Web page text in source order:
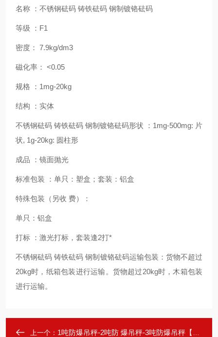
名称 ：不锈钢砝码 铸铁砝码 钢制镀铬砝码
等级 ： F1
密度： 7.9kg/dm3
磁化率： <0.05
规格 ： 1mg-20kg
结构 ：实体
不锈钢砝码 铸铁砝码 钢制镀铬砝码形状 ： 1mg-500mg: 片
状, 1g-20kg: 圆柱形
成品 ：镜面抛光
标准包装 ：单只：塑盒；套装：铝盒
特殊包装（另收 费）：
单只：铝盒
打标 ：激光打标，套装逢2打*
不锈钢砝码 铸铁砝码 钢制镀铬砝码运输包装：货物不超过
20kg时，纸箱包装进行运输。货物超过20kg时，木箱包装
进行运输。
上一个： 1吨防爆吊秤-2吨防 爆吊秤-3吨防爆吊秤【佳宜电子】